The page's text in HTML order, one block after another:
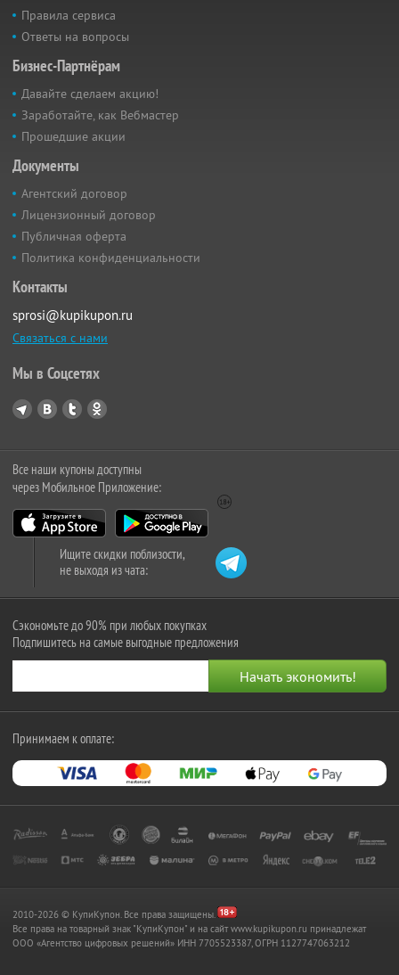
Правила сервиса
Ответы на вопросы
Бизнес-Партнёрам
Давайте сделаем акцию!
Заработайте, как Вебмастер
Прошедшие акции
Документы
Агентский договор
Лицензионный договор
Публичная оферта
Политика конфиденциальности
Контакты
sprosi@kupikupon.ru
Связаться с нами
Мы в Соцсетях
Все наши купоны доступны
через Мобильное Приложение:
Ищите скидки поблизости,
не выходя из чата:
Сэкономьте до 90% при любых покупках
Подпишитесь на самые выгодные предложения
Принимаем к оплате:
2010-2026 © КупиКупон. Все права защищены.
Все права на товарный знак "КупиКупон" и на сайт www.kupikupon.ru принадлежат
OOO «Агентство цифровых решений» ИНН 7705523387, ОГРН 1127747063212